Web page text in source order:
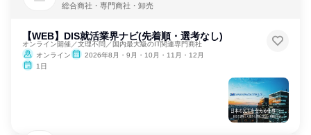
総合商社・専門商社・卸売
【WEB】DIS就活業界ナビ(先着順・選考なし)
オンライン開催／文理不問／国内最大級のIT関連専門商社
オンライン
2026年8月・9月・10月・11月・12月
1日